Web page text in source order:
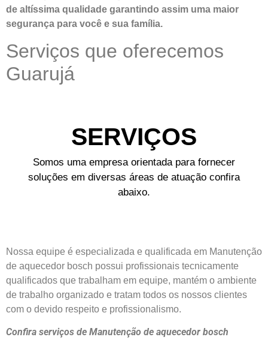
de altíssima qualidade garantindo assim uma maior
segurança para você e sua família.
Serviços que oferecemos
Guarujá
SERVIÇOS
Somos uma empresa orientada para fornecer
soluções em diversas áreas de atuação confira
abaixo.
Nossa equipe é especializada e qualificada em Manutenção
de aquecedor bosch possui profissionais tecnicamente
qualificados que trabalham em equipe, mantém o ambiente
de trabalho organizado e tratam todos os nossos clientes
com o devido respeito e profissionalismo.
Confira serviços de Manutenção de aquecedor bosch